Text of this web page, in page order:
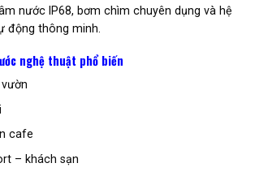
nước IP68, bơm chìm chuyên dụng và hệ
động thông minh.
nghệ thuật phổ biến
cafe
– khách sạn